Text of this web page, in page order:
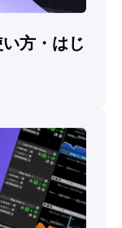
方・はじ